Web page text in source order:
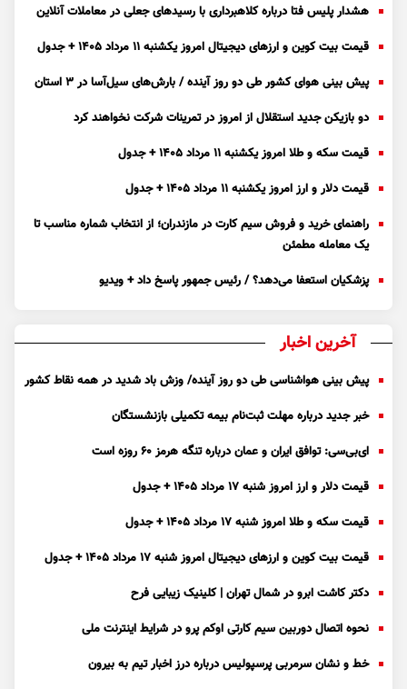
هشدار پلیس فتا درباره کلاهبرداری با رسید‌های جعلی در معاملات آنلاین
قیمت بیت کوین و ارز‌های دیجیتال امروز یکشنبه ۱۱ مرداد ۱۴۰۵ + جدول
پیش بینی هوای کشور طی دو روز آینده / بارش‌های سیل‌آسا در ۳ استان
دو بازیکن جدید استقلال از امروز در تمرینات شرکت نخواهند کرد
قیمت سکه و طلا امروز یکشنبه ۱۱ مرداد ۱۴۰۵ + جدول
قیمت دلار و ارز امروز یکشنبه ۱۱ مرداد ۱۴۰۵ + جدول
راهنمای خرید و فروش سیم کارت در مازندران؛ از انتخاب شماره مناسب تا
یک معامله مطمئن
پزشکیان استعفا می‌دهد؟ / رئیس جمهور پاسخ داد + ویدیو
آخرین اخبار
پیش بینی هواشناسی طی دو روز آینده/ وزش باد شدید در همه نقاط کشور
خبر جدید درباره مهلت ثبت‌نام بیمه تکمیلی بازنشستگان
ای‌بی‌سی: توافق ایران و عمان درباره تنگه هرمز ۶۰ روزه است
قیمت دلار و ارز امروز شنبه ۱۷ مرداد ۱۴۰۵ + جدول
قیمت سکه و طلا امروز شنبه ۱۷ مرداد ۱۴۰۵ + جدول
قیمت بیت کوین و ارز‌های دیجیتال امروز شنبه ۱۷ مرداد ۱۴۰۵ + جدول
دکتر کاشت ابرو در شمال تهران | کلینیک زیبایی فرح
نحوه اتصال دوربین سیم کارتی اوکم پرو در شرایط اینترنت ملی
خط و نشان سرمربی پرسپولیس درباره درز اخبار تیم به بیرون